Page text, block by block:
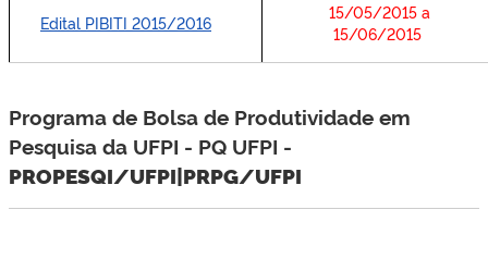
Edital PIBITI 2015/2016
15/05/2015 a
15/06/2015
Programa de Bolsa de Produtividade em
Pesquisa da UFPI - PQ UFPI -
PROPESQI/UFPI|PRPG/UFPI